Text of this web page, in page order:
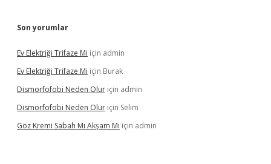
Son yorumlar
Ev Elektriği Trifaze Mi için admin
Ev Elektriği Trifaze Mi için Burak
Dismorfofobi Neden Olur için admin
Dismorfofobi Neden Olur için Selim
Göz Kremi Sabah Mı Akşam Mı için admin